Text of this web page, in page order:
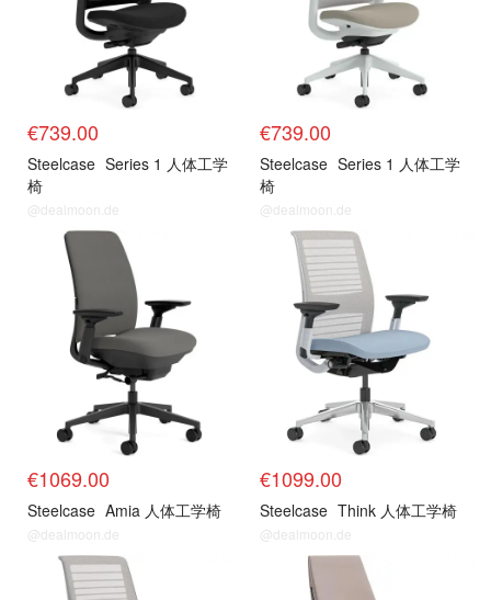
€739.00
Steelcase Series 1 人体工学
椅
@dealmoon.de
€739.00
Steelcase Series 1 人体工学
椅
@dealmoon.de
€1069.00
Steelcase Amia 人体工学椅
@dealmoon.de
€1099.00
Steelcase Think 人体工学椅
@dealmoon.de